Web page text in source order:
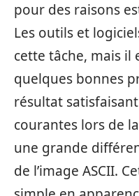
pour des raisons
Les outils et
cette tâche, mais il
quelques bonnes
résultat
courantes lors de
une grande
de l’image ASCII.